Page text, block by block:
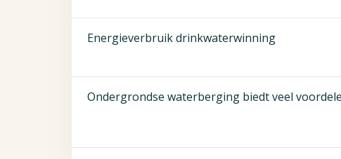
Energieverbruik drinkwaterwinning
Ondergrondse waterberging biedt veel